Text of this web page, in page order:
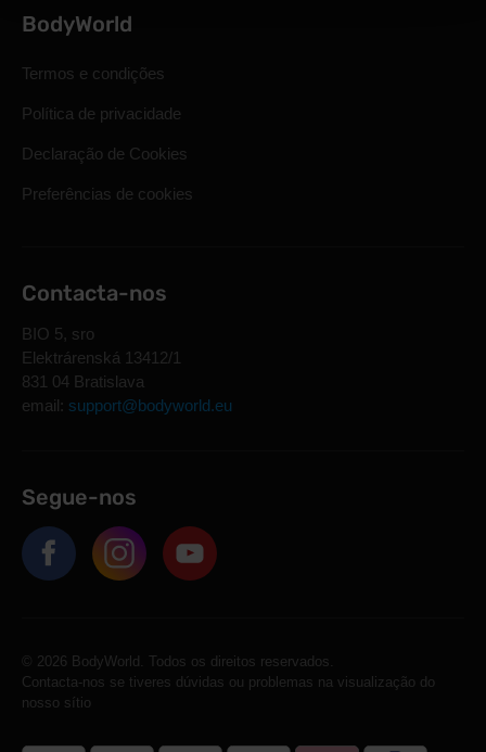
BodyWorld
Termos e condições
Política de privacidade
Declaração de Cookies
Preferências de cookies
Contacta-nos
BIO 5, sro
Elektrárenská 13412/1
831 04 Bratislava
email: support@bodyworld.eu
Segue-nos
© 2026 BodyWorld. Todos os direitos reservados.
Contacta-nos se tiveres dúvidas ou problemas na visualização do
nosso sítio